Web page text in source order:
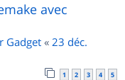
avec
Gadget « 23 déc.
1 2 3 4 5